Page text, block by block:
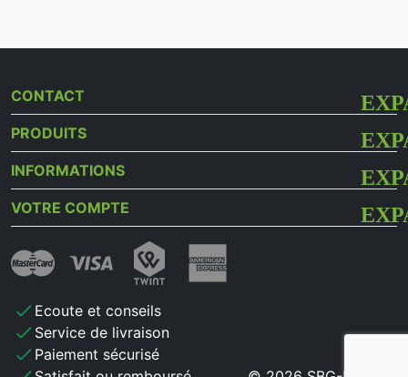
CONTACT
PRODUITS
INFORMATIONS
VOTRE COMPTE
check Ecoute et conseils
check Service de livraison
check Paiement sécurisé